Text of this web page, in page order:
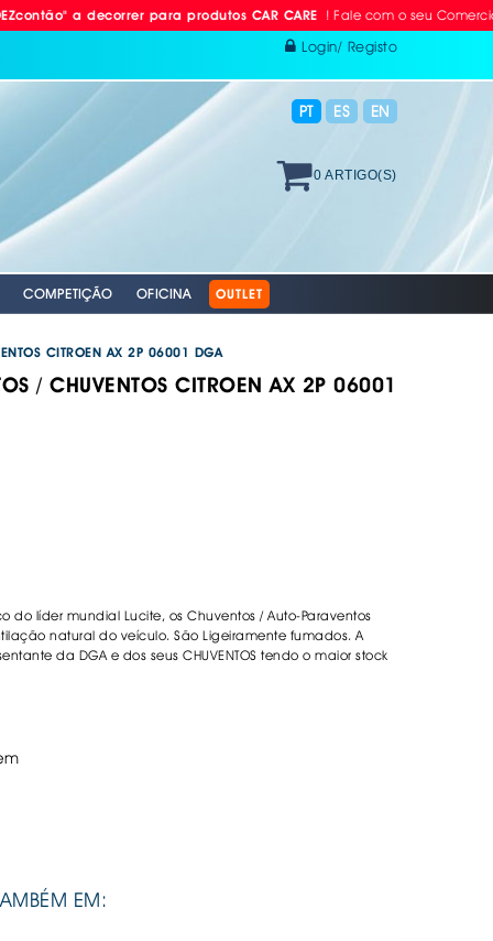
a decorrer para produtos CAR CARE! Fale com o seu Comercial ou
Login/ Registo
PT ES EN
0 ARTIGO(S)
COMPETIÇÃO OFICINA
TPMS
PNEUS
OUTLET
DISCOS EBC
EBC
CITROEN AX 2P 06001 DGA
/ CHUVENTOS CITROEN AX 2P 06001
do líder mundial Lucite, os Chuventos / Auto-Paraventos
natural do veículo. São Ligeiramente fumados. A
da DGA e dos seus CHUVENTOS tendo o maior stock
EM: